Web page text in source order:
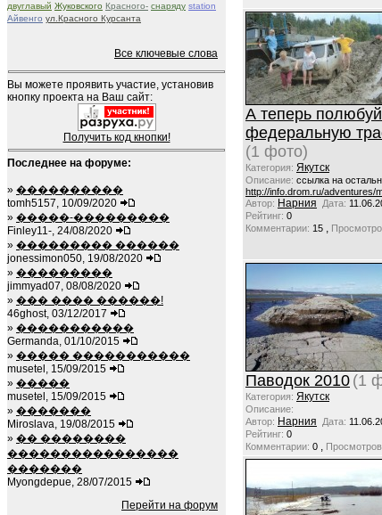
двуглавый Жуковского Красного- снаряду station
Айвенго ул.Красного Курсанта
Все ключевые слова
Вы можете проявить участие, установив
кнопку проекта на Ваш сайт:
Получить код кнопки!
Последнее на форуме:
» ����������
tomh5157, 10/09/2020
» �����-���������
Finley11-, 24/08/2020
» ��������� ������
jonessimon050, 19/08/2020
» ���������
jimmyad07, 08/08/2020
» ��� ���� ������!
46ghost, 03/12/2017
» �����������
Germanda, 01/10/2015
» ����� �����������
musetel, 15/09/2015
» �����
musetel, 15/09/2015
» �������
Miroslava, 19/08/2015
» �� ��������
����������������
�������
Myongdepue, 28/07/2015
Перейти на форум
А теперь
федеральную
(1 фото)
Категория: Якутск
Описание: ссылка на
http://info.drom.ru/adventures/
Автор: Нарния Дата:
Рейтинг: 0
Комментарии: 15 ,
Паводок 2010 (1
Категория: Якутск
Описание:
Автор: Нарния Дата:
Рейтинг: 0
Комментарии: 0 ,